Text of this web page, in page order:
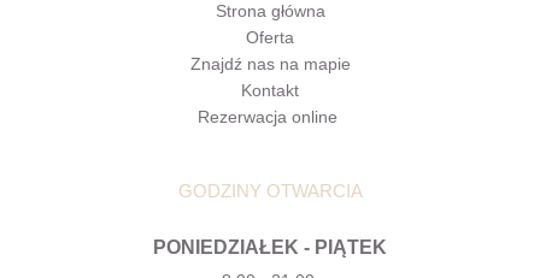
Strona główna
Oferta
Znajdź nas na mapie
Kontakt
Rezerwacja online
GODZINY OTWARCIA
PONIEDZIAŁEK - PIĄTEK